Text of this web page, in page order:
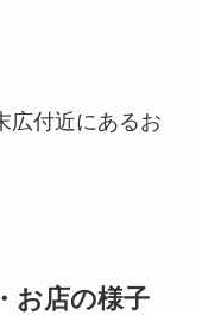
広付近にあるお
お店の様子